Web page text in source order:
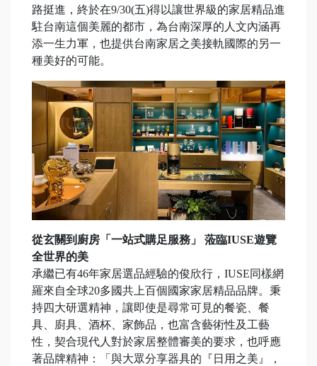
路挺進，終於在9/30(五)得以讓世界級的家居精品進
駐台南這個美麗的都市，為台南深厚的人文內涵再
添一生力軍，也提供台南家居之美接軌國際的另一
種美好的可能。
從玄關到廚房「一站式購足服務」 蒞臨IUSE遊覽
全世界的美
承繼已有46年家居選品經驗的俊欣行，IUSE同樣網
羅來自全球20多國共上百個國家家居精品品牌。秉
持四大研選精神，讓即使是尋常可見的餐瓷、餐
具、廚具、酒杯、家飾品，也富含藝術性及工藝
性，契合現代人對於家居整體審美的要求，也呼應
著品牌精神：「與大眾分享器具的『日用之美』，